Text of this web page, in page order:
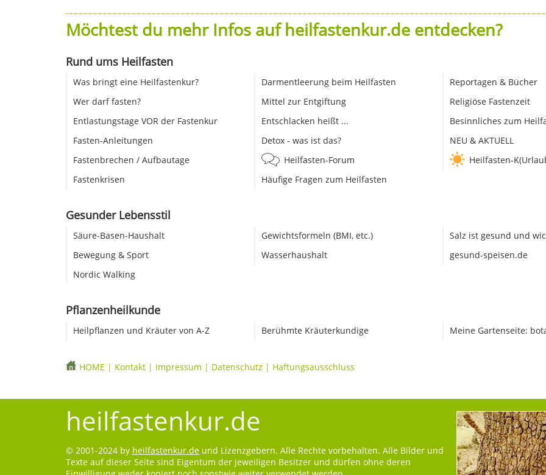
Möchtest du mehr Infos auf heilfastenkur.de entdecken?
Rund ums Heilfasten
Was bringt eine Heilfastenkur?
Wer darf fasten?
Entlastungstage VOR der Fastenkur
Fasten-Anleitungen
Fastenbrechen / Aufbautage
Fastenkrisen
Darmentleerung beim Heilfasten
Mittel zur Entgiftung
Entschlacken heißt ...
Detox - was ist das?
Heilfasten-Forum
Häufige Fragen zum Heilfasten
Reportagen & Bücher
Religiöse Fastenzeit
Besinnliches zum
NEU & AKTUELL
Heilfasten-
Gesunder Lebensstil
Säure-Basen-Haushalt
Bewegung & Sport
Nordic Walking
Gewichtsformeln (BMI, etc.)
Wasserhaushalt
Salz ist gesund und
gesund-speisen.de
Pflanzenheilkunde
Heilpflanzen und Kräuter von A-Z Berühmte Kräuterkundige Meine Gartenseite:
HOME | Kontakt| Impressum | Datenschutz | Haftungsausschluss
heilfastenkur.de
© 2001-2024 by heilfastenkur.deund Lizenzgebern. Alle Rechte vorbehalten. Alle Bilder und
Texte auf dieser Seite sind Eigentum der jeweiligen Besitzer und dürfen ohne deren